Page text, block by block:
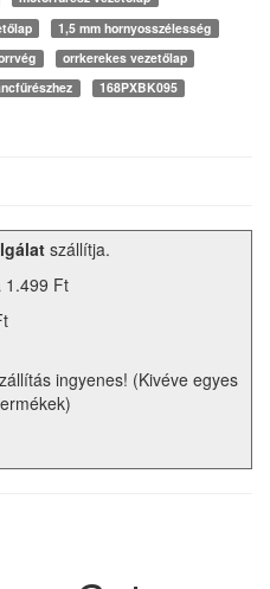
1,5 mm hornyosszélesség
orrkerekes vezetőlap
168PXBK095
szállítja.
1.499 Ft
ingyenes! (Kivéve egyes